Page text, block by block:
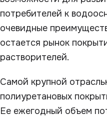
потребителей к
очевидные
остается рынок
растворителей.
Самой крупной
полиуретановых
Ее ежегодный объем